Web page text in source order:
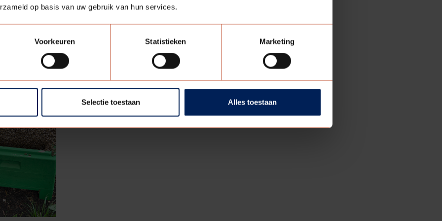
op basis van uw gebruik van hun services.
Voorkeuren Statistieken Marketing
Selectie toestaan Alles toestaan
eens een dop over het hoofd.